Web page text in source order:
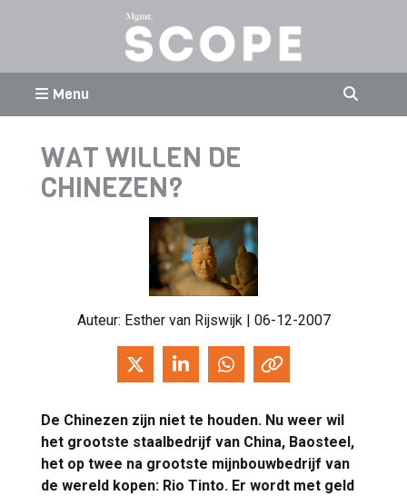
Menu
WAT WILLEN DE
CHINEZEN?
Auteur: Esther van Rijswijk| 06-12-2007
De Chinezen zijn niet te houden. Nu weer wil
het grootste staalbedrijf van China, Baosteel,
het op twee na grootste mijnbouwbedrijf van
de wereld kopen: Rio Tinto. Er wordt met geld